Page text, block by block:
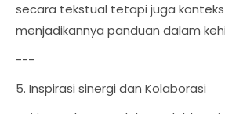
secara tekstual tetapi juga
menjadikannya panduan dalam
---
5. Inspirasi sinergi dan Kolaborasi